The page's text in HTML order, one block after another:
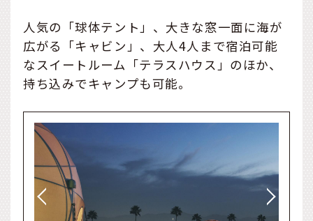
人気の「球体テント」、大きな窓一面に海が
広がる「キャビン」、大人4人まで宿泊可能
なスイートルーム「テラスハウス」のほか、
持ち込みでキャンプも可能。